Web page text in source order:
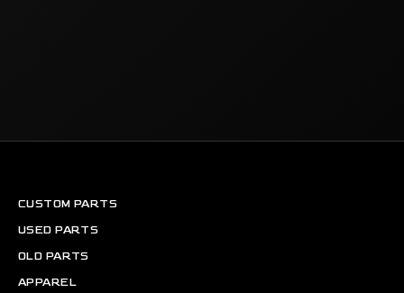
CUSTOM PARTS
USED PARTS
OLD PARTS
APPAREL